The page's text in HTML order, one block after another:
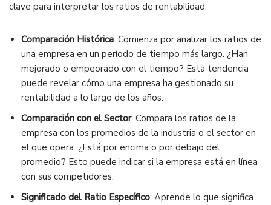
clave para interpretar los ratios de rentabilidad:
Comparación Histórica: Comienza por analizar los ratios de
una empresa en un período de tiempo más largo. ¿Han
mejorado o empeorado con el tiempo? Esta tendencia
puede revelar cómo una empresa ha gestionado su
rentabilidad a lo largo de los años.
Comparación con el Sector: Compara los ratios de la
empresa con los promedios de la industria o el sector en
el que opera. ¿Está por encima o por debajo del
promedio? Esto puede indicar si la empresa está en línea
con sus competidores.
Significado del Ratio Específico: Aprende lo que significa